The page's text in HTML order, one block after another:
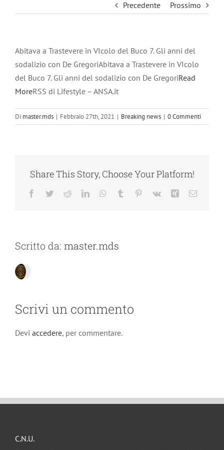
Precedente Prossimo
Abitava a Trastevere in VIcolo del Buco 7. Gli anni del
sodalizio con De GregoriAbitava a Trastevere in VIcolo
del Buco 7. Gli anni del sodalizio con De GregoriRead
MoreRSS di Lifestyle – ANSA.it
Di master.mds | Febbraio 27th, 2021 | Breaking news | 0 Commenti
Share This Story, Choose Your Platform!
Facebook
TwitterRedditLinkedInWhatsApp
Tumblr Pinterest
Vk Xing Email
Scritto da: master.mds
Scrivi un commento
Devi accedere, per commentare.
C.N.U.